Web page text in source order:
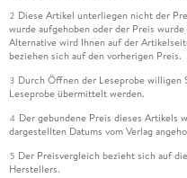
2 Diese Artikel unterliegen nicht der
wurde aufgehoben oder der Preis
Alternative wird Ihnen auf der
beziehen sich auf den vorherigen Preis.
3 Durch Öffnen der Leseprobe willigen
Leseprobe übermittelt werden.
4 Der gebundene Preis dieses Artikels
dargestellten Datums vom Verlag
5 Der Preisvergleich bezieht sich auf
Herstellers.